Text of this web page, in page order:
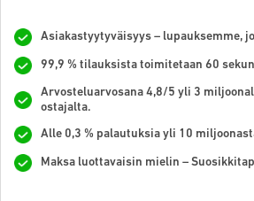
Asiakastyytyväisyys – lupauksemme,
99,9 % tilauksista toimitetaan 60
Arvosteluarvosana 4,8/5 yli 3
ostajalta.
Alle 0,3 % palautuksia yli 10
Maksa luottavaisin mielin –